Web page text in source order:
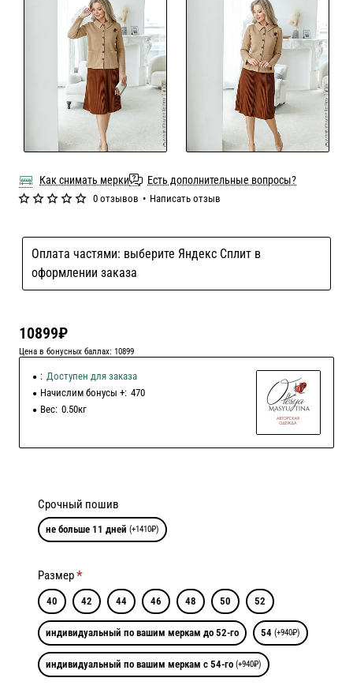
Как снимать мерки Есть дополнительные вопросы?
Оплата частями: выберите Яндекс Сплит в
оформлении заказа
0 отзывов • Написать отзыв
10899₽
Цена в бонусных баллах: 10899
: Доступен для заказа
Начислим бонусы +: 470
Вес: 0.50кг
Срочный пошив
не больше 11 дней (+1410₽)
Размер
40 42 44 46 48 50 52
индивидуальный по вашим меркам до 52-го 54 (+940₽)
индивидуальный по вашим меркам с 54-го (+940₽)